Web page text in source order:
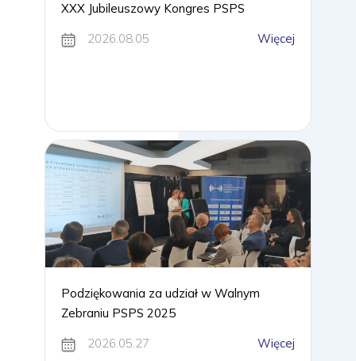
XXX Jubileuszowy Kongres PSPS
2026.08.05
Więcej
Podziękowania za udział w Walnym
Zebraniu PSPS 2025
2026.05.27
Więcej